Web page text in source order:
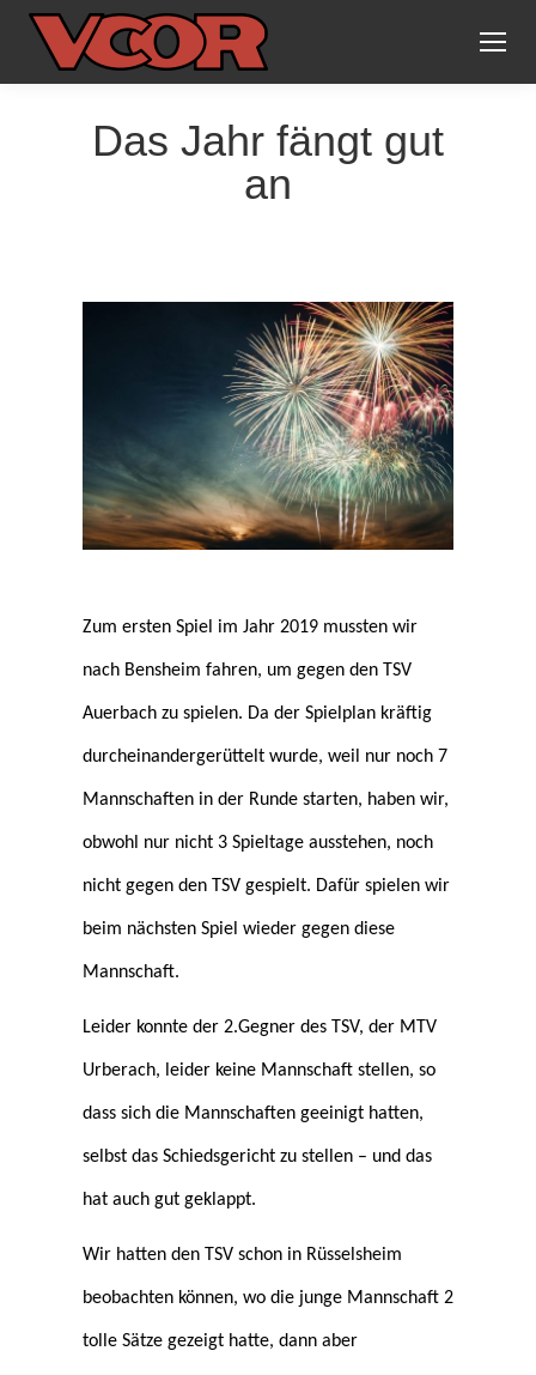
Das Jahr fängt gut
an
Zum ersten Spiel im Jahr 2019 mussten wir
nach Bensheim fahren, um gegen den TSV
Auerbach zu spielen. Da der Spielplan kräftig
durcheinandergerüttelt wurde, weil nur noch 7
Mannschaften in der Runde starten, haben wir,
obwohl nur nicht 3 Spieltage ausstehen, noch
nicht gegen den TSV gespielt. Dafür spielen wir
beim nächsten Spiel wieder gegen diese
Mannschaft.
Leider konnte der 2.Gegner des TSV, der MTV
Urberach, leider keine Mannschaft stellen, so
dass sich die Mannschaften geeinigt hatten,
selbst das Schiedsgericht zu stellen – und das
hat auch gut geklappt.
Wir hatten den TSV schon in Rüsselsheim
beobachten können, wo die junge Mannschaft 2
tolle Sätze gezeigt hatte, dann aber